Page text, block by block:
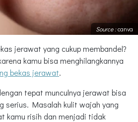
Source :canva
jerawat yang cukup membandel?
kamu bisa menghilangkannya
bekas jerawat.
tepat munculnya jerawat bisa
serius. Masalah kulit wajah yang
kamu risih dan menjadi tidak